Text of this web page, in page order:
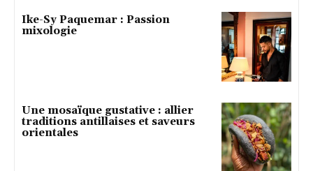
Ike-Sy Paquemar : Passion
mixologie
Une mosaïque gustative : allier
traditions antillaises et saveurs
orientales